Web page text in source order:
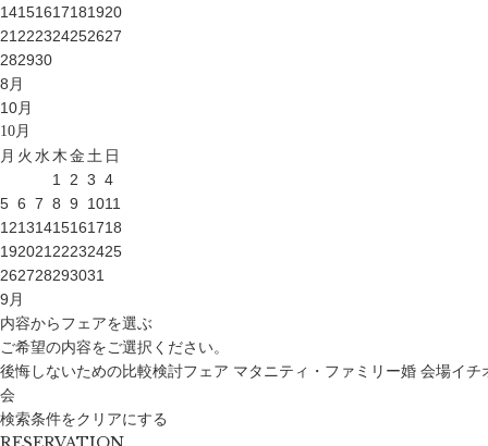
14151617181920
21 222324252627
282930
8 月
10月
10月
月 火 水 木金 土 日
1
2 3 4
5 6 7 8 9 1011
12131415161718
192021 22232425
262728293031
9 月
内容からフェアを選ぶ
ご希望の内容をご選択ください。
後悔しないための比較検討フェア マタニティ・ファミリー婚 会場イチ
会
検索条件をクリアにする